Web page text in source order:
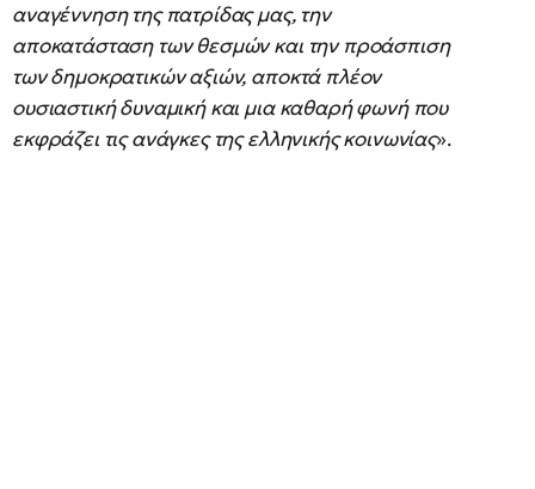
αναγέννηση της πατρίδας μας, την
αποκατάσταση των θεσμών και την προάσπιση
των δημοκρατικών αξιών, αποκτά πλέον
ουσιαστική δυναμική και μια καθαρή φωνή που
εκφράζει τις ανάγκες της ελληνικής κοινωνίας».